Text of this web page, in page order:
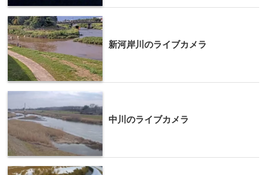
新河岸川のライブカメラ
中川のライブカメラ